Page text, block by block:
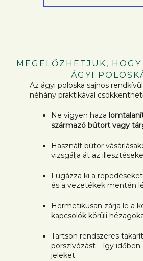
MEGELŐZHETJÜK,
ÁGYI
Az ágyi poloska sajnos
néhány praktikával
Ne vigyen haza
származó bútort vagy
Használt bútor
vizsgálja át az
Fugázza ki a
és a vezetékek mentén
Hermetikusan zárja le a
kapcsolók körüli
Tartson rendszeres
porszívózást – így
jeleket.